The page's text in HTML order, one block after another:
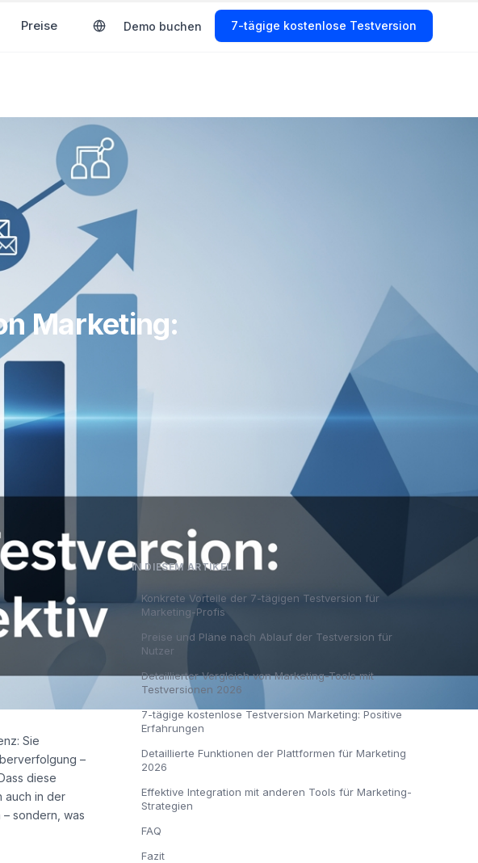
Tools Preise Demo buchen Start Free Trial
Marketing:
7-tägigen
Sie
–
diese
auch in der
sondern, was
IN DIESEM ARTIKEL
Konkrete Vorteile der 7-tägigen Testversion für
Marketing-Profis
Preise und Pläne nach Ablauf der Testversion für
Nutzer
Detaillierter Vergleich von Marketing-Tools mit
Testversionen 2026
7-tägige kostenlose Testversion Marketing: Positive
Erfahrungen
Detaillierte Funktionen der Plattformen für Marketing
2026
Effektive Integration mit anderen Tools für Marketing-
Strategien
FAQ
Fazit